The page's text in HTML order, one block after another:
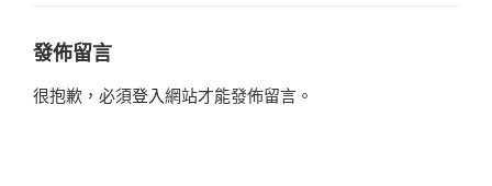
發佈留言
很抱歉，必須登入網站才能發佈留言。